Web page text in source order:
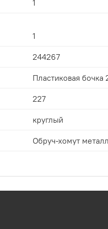
1
1
244267
Пластиковая
227
круглый